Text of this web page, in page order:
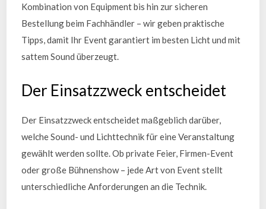
Kombination von Equipment bis hin zur sicheren
Bestellung beim Fachhändler – wir geben praktische
Tipps, damit Ihr Event garantiert im besten Licht und mit
sattem Sound überzeugt.
Der Einsatzzweck entscheidet
Der Einsatzzweck entscheidet maßgeblich darüber,
welche Sound- und Lichttechnik für eine Veranstaltung
gewählt werden sollte. Ob private Feier, Firmen-Event
oder große Bühnenshow – jede Art von Event stellt
unterschiedliche Anforderungen an die Technik.